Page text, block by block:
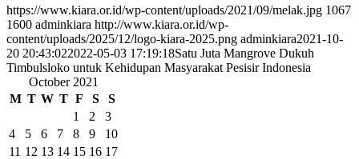
https://www.kiara.or.id/wp-content/uploads/2021/09/melak.jpg 1067
1600 adminkiara http://www.kiara.or.id/wp-
content/uploads/2025/12/logo-kiara-2025.png adminkiara2021-10-
20 20:43:022022-05-03 17:19:18Satu Juta Mangrove Dukuh
Timbulsloko untuk Kehidupan Masyarakat Pesisir Indonesia
October 2021
M T W T F S
S
1
2
3
4
5 6 7 8 9
10
11 12 13 14 15 16 17